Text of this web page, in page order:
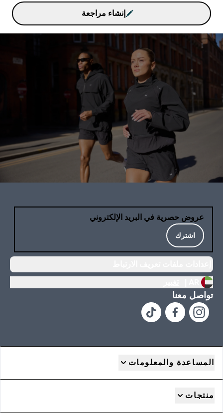
إنشاء مراجعة
عروض حصرية في البريد الإلكتروني
اشترك
تواصل معنا
المساعدة والمعلومات
منتجات